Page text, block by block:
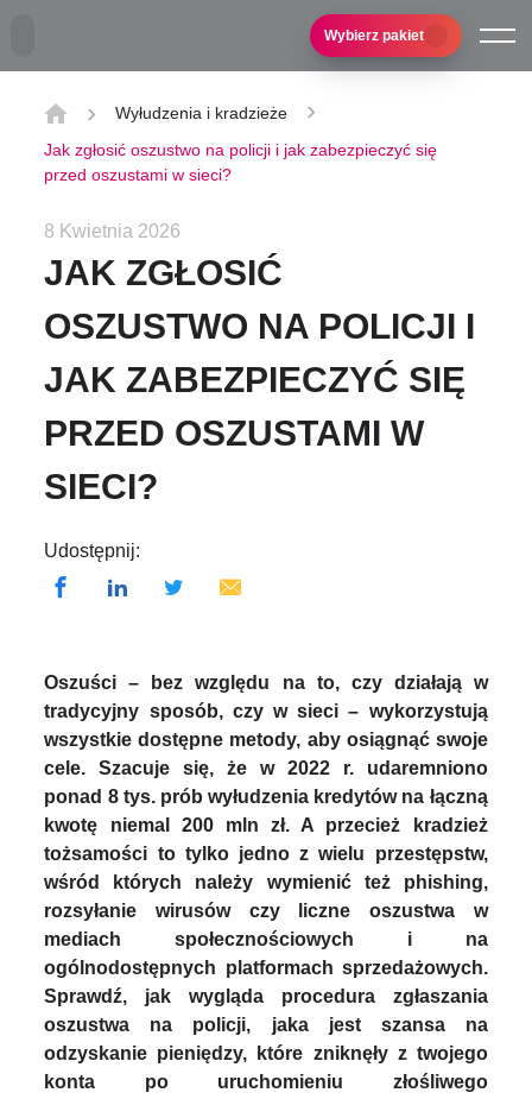
Wybierz pakiet
Wyłudzenia i kradzieże
Jak zgłosić oszustwo na policji i jak zabezpieczyć się
przed oszustami w sieci?
8 Kwietnia 2026
JAK ZGŁOSIĆ
OSZUSTWO NA POLICJI I
JAK ZABEZPIECZYĆ SIĘ
PRZED OSZUSTAMI W
SIECI?
Udostępnij:
Oszuści – bez względu na to, czy działają w
tradycyjny sposób, czy w sieci – wykorzystują
wszystkie dostępne metody, aby osiągnąć swoje
cele. Szacuje się, że w 2022 r. udaremniono
ponad 8 tys. prób wyłudzenia kredytów na łączną
kwotę niemal 200 mln zł. A przecież kradzież
tożsamości to tylko jedno z wielu przestępstw,
wśród których należy wymienić też phishing,
rozsyłanie wirusów czy liczne oszustwa w
mediach społecznościowych i na
ogólnodostępnych platformach sprzedażowych.
Sprawdź, jak wygląda procedura zgłaszania
oszustwa na policji, jaka jest szansa na
odzyskanie pieniędzy, które zniknęły z twojego
konta po uruchomieniu złośliwego